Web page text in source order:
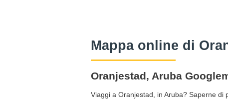
Mappa online di
Oranjestad, Aruba
Viaggi a Oranjestad, in Aruba? Saperne